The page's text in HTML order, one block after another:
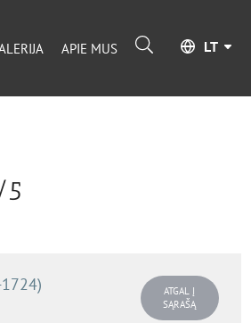
APIE MUS LT
5
ATGAL Į
SĄRAŠĄ